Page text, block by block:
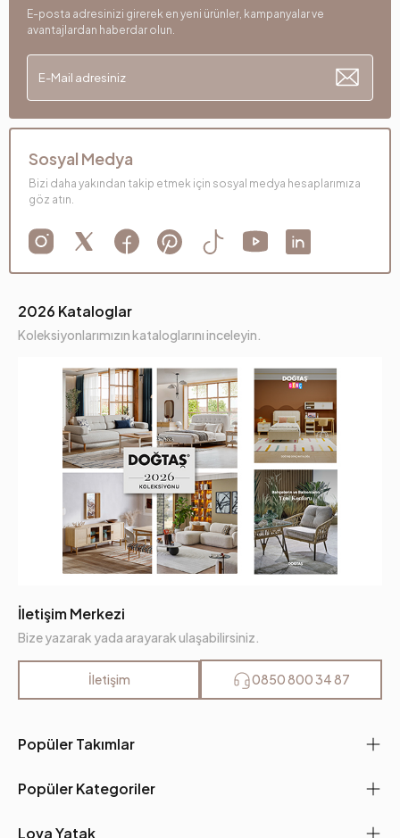
Popüler Takımlar
Popüler Kategoriler
Lova Yatak
2026 Kataloglar
Koleksiyonlarımızın kataloglarını inceleyin.
İletişim Merkezi
Bize yazarak yada arayarak ulaşabilirsiniz.
İletişim 0850 800 34 87
E-posta adresinizi girerek en yeni ürünler, kampanyalar ve
avantajlardan haberdar olun.
Sosyal Medya
Bizi daha yakından takip etmek için sosyal medya hesaplarımıza
göz atın.